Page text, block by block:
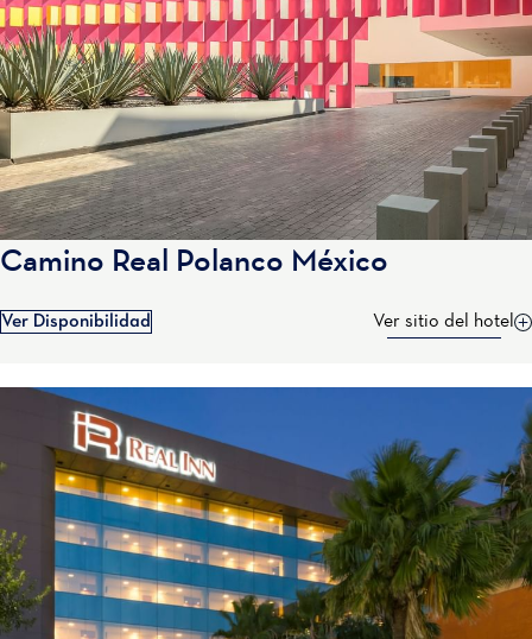
Camino Real Polanco México
Ver Disponibilidad Ver sitio del hotel